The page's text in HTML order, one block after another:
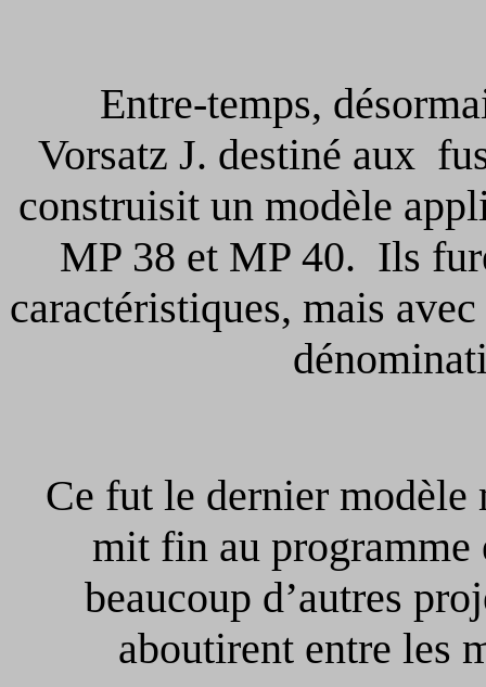
Entre-temps,
Vorsatz J. destiné aux
construisit un modèle
MP 38 et MP 40. Ils
caractéristiques, mais
Ce fut le dernier modèle
mit fin au
beaucoup d’autres
aboutirent entre les